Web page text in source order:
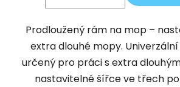
Prodloužený rám na mop –
extra dlouhé mopy.
určený pro práci s extra
nastavitelné šířce ve třech